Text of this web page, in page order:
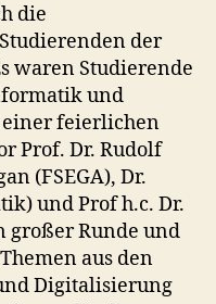
die
der
waren Studierende
und
feierlichen
Prof. Dr. Rudolf
(FSEGA), Dr.
und Prof h.c. Dr.
großer Runde und
aus den
Digitalisierung